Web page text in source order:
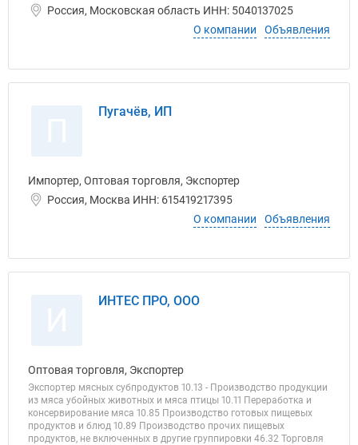
Россия, Московская область ИНН: 5040137025
О компании
Объявления
Пугачёв, ИП
Импортер, Оптовая торговля, Экспортер
Россия, Москва ИНН: 615419217395
О компании
Объявления
ИНТЕС ПРО, ООО
Оптовая торговля, Экспортер
Экспортер мясных субпродуктов 10.13 - Производство продукции
из мяса убойных животных и мяса птицы 10.11 Переработка и
консервирование мяса 10.85 Производство готовых пищевых
продуктов и блюд 10.89 Производство прочих пищевых
продуктов, не включенных в другие группировки 46.32 Торговля